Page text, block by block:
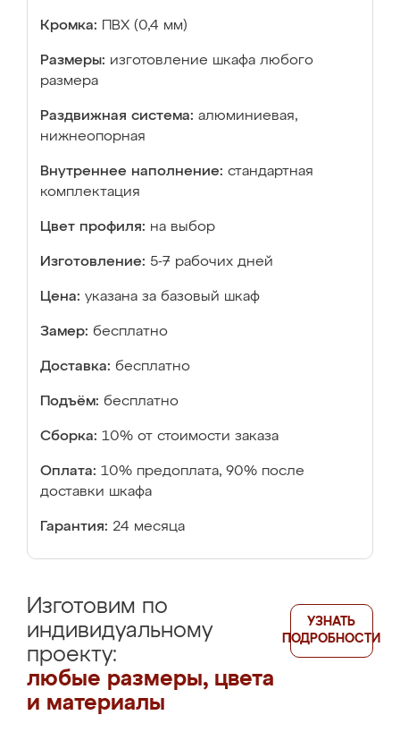
Кромка: ПВХ (0,4 мм)
Размеры: изготовление шкафа любого
размера
Раздвижная система: алюминиевая,
нижнеопорная
Внутреннее наполнение: стандартная
комплектация
Цвет профиля: на выбор
Изготовление: 5-7 рабочих дней
Цена: указана за базовый шкаф
Замер: бесплатно
Доставка: бесплатно
Подъём: бесплатно
Сборка: 10% от стоимости заказа
Оплата: 10% предоплата, 90% после
доставки шкафа
Гарантия: 24 месяца
Изготовим по
индивидуальному
проекту:
любые размеры, цвета
и материалы
УЗНАТЬ
ПОДРОБНОСТИ